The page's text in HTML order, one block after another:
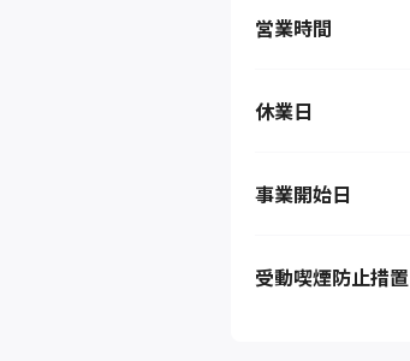
営業時間
休業日
事業開始日
受動喫煙防止措置